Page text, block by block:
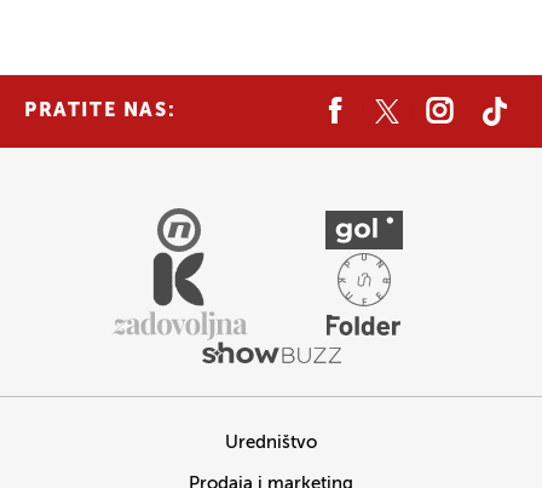
PRATITE NAS:
Uredništvo
Prodaja i marketing